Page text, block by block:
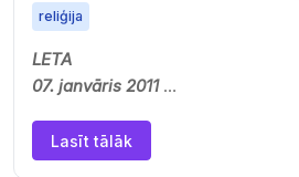
reliģija
LETA
07. janvāris 2011
Aiz Lielā sprādziena un citām
teorijām stāv Dieva prāts un
Lasīt tālāk